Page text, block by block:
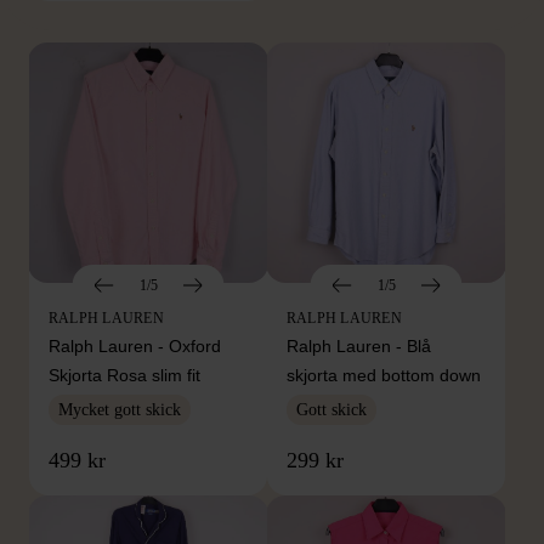
1/5
RALPH LAUREN
Ralph Lauren - Oxford
Skjorta Rosa slim fit
Mycket gott skick
499 kr
1/5
RALPH LAUREN
Ralph Lauren - Blå
skjorta med bottom down
Gott skick
299 kr